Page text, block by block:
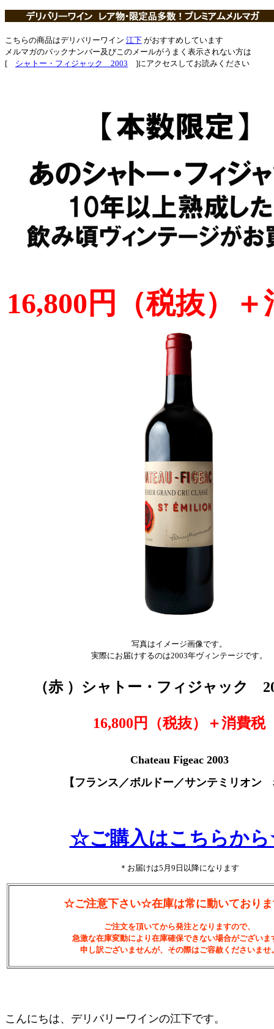
こちらの商品はデリバリーワイン 江下 がおすすめしています
メルマガのバックナンバー及びこのメールがうまく表示されない方は
[ シャトー・フィジャック 2003 ]にアクセスしてお読みください
16,800円（税抜）＋
写真はイメージ画像です。
実際にお届けするのは2003年ヴィンテージです。
（赤 ）シャトー・フィジャッ
16,800円（税抜）＋消費税
Chateau Figeac 2003
【フランス／ボルドー／サンテミリオン
☆ご購入はこちらか
＊お届けは5月9日以降になります
☆ご注意下さい☆在庫は常に動いており
ご注文を頂いてから発注となりますので、
急激な在庫変動により在庫確保できない場合がございま
申し訳ございませんが、その際はご容赦くださいませ
こんにちは、デリバリーワインの江下です。